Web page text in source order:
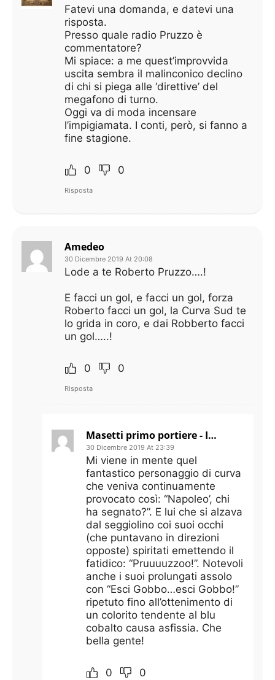
Fatevi una domanda, e datevi una
risposta.
Presso quale radio Pruzzo è
commentatore?
Mi spiace: a me quest’improvvida
uscita sembra il malinconico declino
di chi si piega alle ‘direttive’ del
megafono di turno.
Oggi va di moda incensare
l’impigiamata. I conti, però, si fanno a
fine stagione.
0 0
Risposta
Amedeo
30 Dicembre 2019 At 20:08
Lode a te Roberto Pruzzo….!
E facci un gol, e facci un gol, forza
Roberto facci un gol, la Curva Sud te
lo grida in coro, e dai Robberto facci
un gol…..!
0 0
Risposta
Masetti primo portiere - IN ATTESA DEI COMUNICATI UFFICIALI
30 Dicembre 2019 At 23:39
Mi viene in mente quel
fantastico personaggio di curva
che veniva continuamente
provocato così: “Napoleo’, chi
ha segnato?”. E lui che si alzava
dal seggiolino coi suoi occhi
(che puntavano in direzioni
opposte) spiritati emettendo il
fatidico: “Pruuuuzzoo!”. Notevoli
anche i suoi prolungati assolo
con “Esci Gobbo…esci Gobbo!”
ripetuto fino all’ottenimento di
un colorito tendente al blu
cobalto causa asfissia. Che
bella gente!
0 0